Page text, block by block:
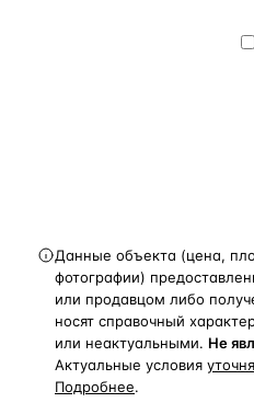
Данные объекта (цена,
фотографии)
или продавцом либо
носят справочный
или неактуальными. Не
Актуальные условия
Подробнее.